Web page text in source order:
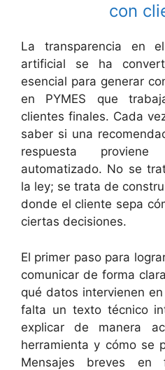
con
La transparencia en
artificial se ha
esencial para generar
en PYMES que
clientes finales. Cada
saber si una
respuesta
automatizado. No se
la ley; se trata de
donde el cliente sepa
ciertas decisiones.
El primer paso para
comunicar de forma
qué datos intervienen
falta un texto técnico
explicar de manera
herramienta y cómo se
Mensajes breves en